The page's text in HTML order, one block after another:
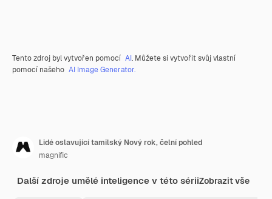
Tento zdroj byl vytvořen pomocí AI. Můžete si vytvořit svůj vlastní
pomocí našeho AI Image Generator.
Lidé oslavující tamilský Nový rok, čelní pohled
magnific
Další zdroje umělé inteligence v této sériiZobrazit vše